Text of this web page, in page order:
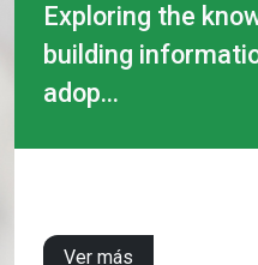
Exploring the
building
adop...
Ver más